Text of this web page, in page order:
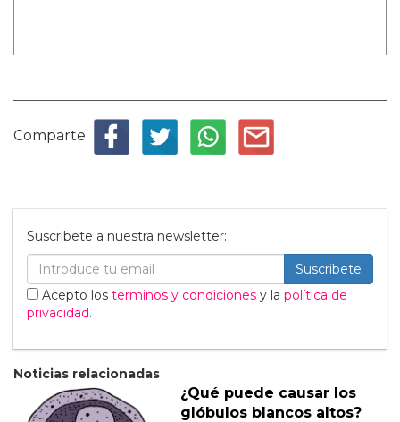
Comparte
Suscribete a nuestra newsletter:
Suscribete
Acepto los terminos y condiciones y la política de
privacidad.
Noticias relacionadas
¿Qué puede causar los
glóbulos blancos altos?